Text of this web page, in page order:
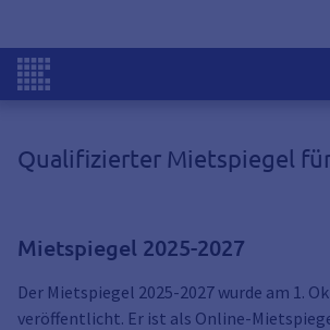
Qualifizierter Mietspiegel
Mietspiegel 2025-2027
Der Mietspiegel 2025-2027 wurde am 1.
veröffentlicht. Er ist als Online-